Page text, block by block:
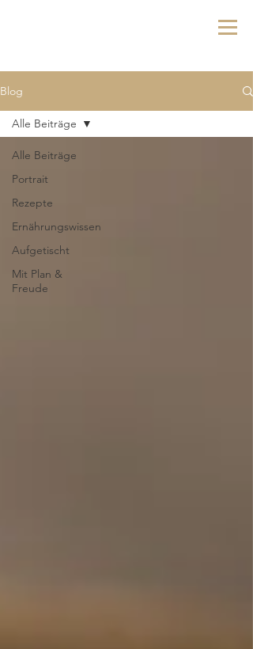
Blog
Alle Beiträge
Portrait
Rezepte
Ernährungswissen
Aufgetischt
Mit Plan &
Freude
Alle Beiträge